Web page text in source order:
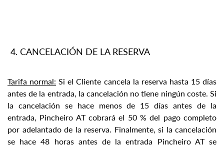
CANCELACIÓN DE LA RESERVA
Tarifa normal: Si el Cliente cancela la reserva hasta 15 días
antes de la entrada, la cancelación no tiene ningún coste. Si
la cancelación se hace menos de 15 días antes de la
entrada, Pincheiro AT cobrará el 50 % del pago completo
por adelantado de la reserva. Finalmente, si la cancelación
se hace 48 horas antes de la entrada Pincheiro AT se